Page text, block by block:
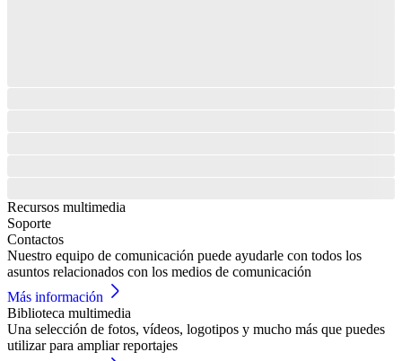
Recursos multimedia
Soporte
Contactos
Nuestro equipo de comunicación puede ayudarle con todos los
asuntos relacionados con los medios de comunicación
Más información
Biblioteca multimedia
Una selección de fotos, vídeos, logotipos y mucho más que puedes
utilizar para ampliar reportajes